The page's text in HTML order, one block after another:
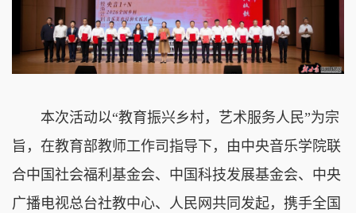
本次活动以“教育振兴乡村，艺术服务人民”为宗
旨，在教育部教师工作司指导下，由中央音乐学院联
合中国社会福利基金会、中国科技发展基金会、中央
广播电视总台社教中心、人民网共同发起，携手全国